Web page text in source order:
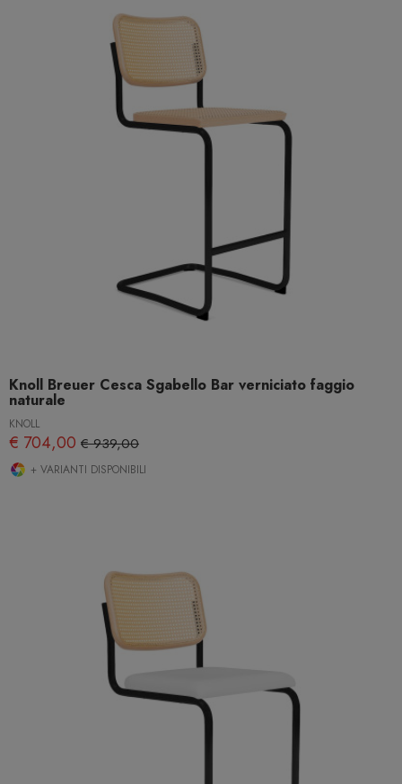
Knoll Breuer Cesca Sgabello Bar verniciato faggio
naturale
KNOLL
€ 704,00 € 939,00
+ VARIANTI DISPONIBILI